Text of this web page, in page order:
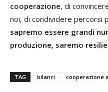
cooperazione, di
noi, di condividere percorsi
sapremo essere grandi
produzione, saremo
TAG bilanci cooperazione